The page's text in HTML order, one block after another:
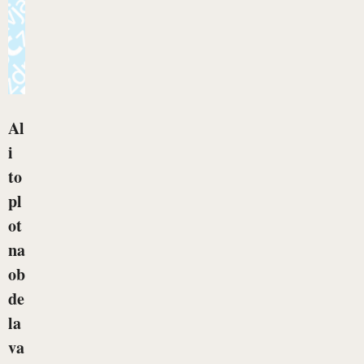
Al
i
to
pl
ot
na
ob
de
la
va